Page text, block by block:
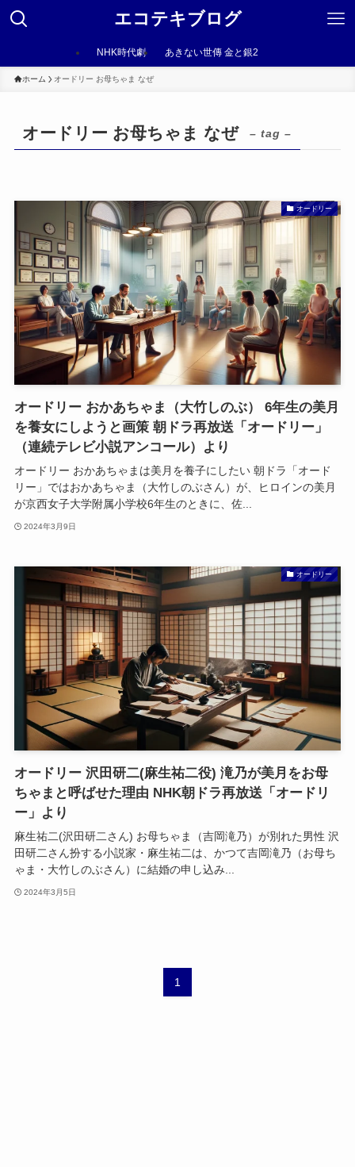
エコテキブログ
NHK時代劇 あきない世傳 金と銀2
ホーム オードリー お母ちゃま なぜ
オードリー お母ちゃま なぜ – tag –
オードリー
オードリー おかあちゃま（大竹しのぶ） 6年生の美月
を養女にしようと画策 朝ドラ再放送「オードリー」
（連続テレビ小説アンコール）より
オードリー おかあちゃまは美月を養子にしたい 朝ドラ「オード
リー」ではおかあちゃま（大竹しのぶさん）が、ヒロインの美月
が京西女子大学附属小学校6年生のときに、佐...
2024年3月9日
オードリー
オードリー 沢田研二(麻生祐二役) 滝乃が美月をお母
ちゃまと呼ばせた理由 NHK朝ドラ再放送「オードリ
ー」より
麻生祐二(沢田研二さん) お母ちゃま（吉岡滝乃）が別れた男性 沢
田研二さん扮する小説家・麻生祐二は、かつて吉岡滝乃（お母ち
ゃま・大竹しのぶさん）に結婚の申し込み...
2024年3月5日
1